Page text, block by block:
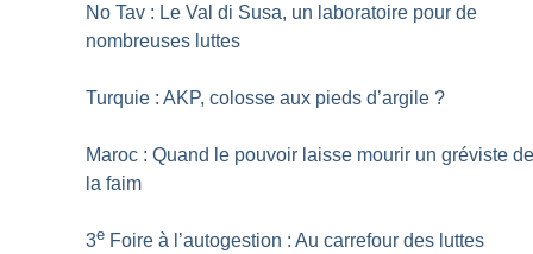
No Tav : Le Val di Susa, un laboratoire pour de
nombreuses luttes
Turquie : AKP, colosse aux pieds d’argile ?
Maroc : Quand le pouvoir laisse mourir un gréviste
la faim
3e Foire à l’autogestion : Au carrefour des luttes